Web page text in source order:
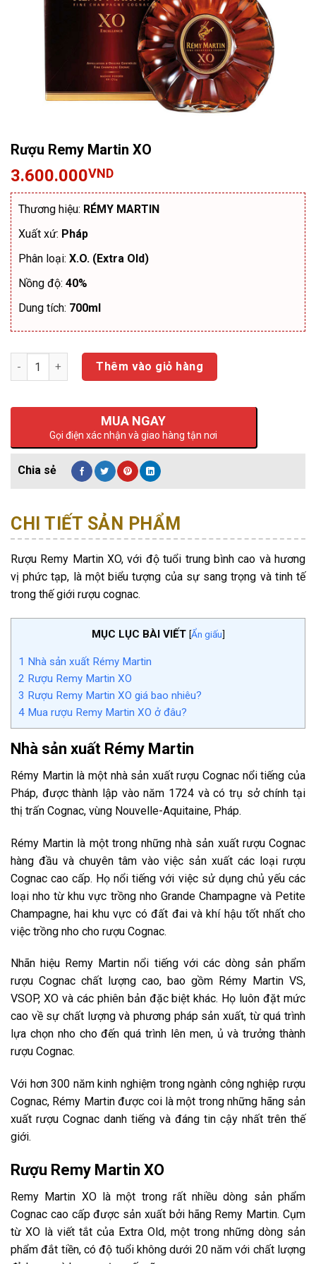
Rượu Remy Martin XO
3.600.000VND
Thương hiệu: RÉMY MARTIN
Xuất xứ: Pháp
Phân loại: X.O. (Extra Old)
Nồng độ: 40%
Dung tích: 700ml
Số lượng Thêm vào giỏ hàng
MUA NGAY
Gọi điện xác nhận và giao hàng tận nơi
CHI TIẾT SẢN PHẨM
Rượu Remy Martin XO, với độ tuổi trung bình cao và hương
vị phức tạp, là một biểu tượng của sự sang trọng và tinh tế
trong thế giới rượu cognac.
MỤC LỤC BÀI VIẾT [Ẩn giấu]
1 Nhà sản xuất Rémy Martin
2 Rượu Remy Martin XO
3 Rượu Remy Martin XO giá bao nhiêu?
4 Mua rượu Remy Martin XO ở đâu?
Nhà sản xuất Rémy Martin
Rémy Martin là một nhà sản xuất rượu Cognac nổi tiếng của
Pháp, được thành lập vào năm 1724 và có trụ sở chính tại
thị trấn Cognac, vùng Nouvelle-Aquitaine, Pháp.
Rémy Martin là một trong những nhà sản xuất rượu Cognac
hàng đầu và chuyên tâm vào việc sản xuất các loại rượu
Cognac cao cấp. Họ nổi tiếng với việc sử dụng chủ yếu các
loại nho từ khu vực trồng nho Grande Champagne và Petite
Champagne, hai khu vực có đất đai và khí hậu tốt nhất cho
việc trồng nho cho rượu Cognac.
Nhãn hiệu Remy Martin nổi tiếng với các dòng sản phẩm
rượu Cognac chất lượng cao, bao gồm Rémy Martin VS,
VSOP, XO và các phiên bản đặc biệt khác. Họ luôn đặt mức
cao về sự chất lượng và phương pháp sản xuất, từ quá trình
lựa chọn nho cho đến quá trình lên men, ủ và trưởng thành
rượu Cognac.
Với hơn 300 năm kinh nghiệm trong ngành công nghiệp rượu
Cognac, Rémy Martin được coi là một trong những hãng sản
xuất rượu Cognac danh tiếng và đáng tin cậy nhất trên thế
giới.
Rượu Remy Martin XO
Remy Martin XO là một trong rất nhiều dòng sản phẩm
Cognac cao cấp được sản xuất bởi hãng Remy Martin. Cụm
từ XO là viết tắt của Extra Old, một trong những dòng sản
phẩm đắt tiền, có độ tuổi không dưới 20 năm với chất lượng